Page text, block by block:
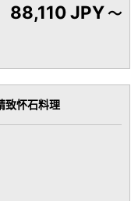
88,110 JPY～
致怀石料理